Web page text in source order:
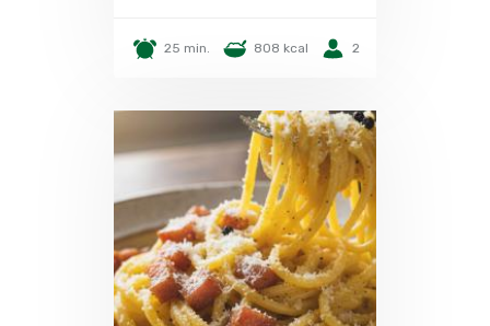
25 min. 808 kcal 2